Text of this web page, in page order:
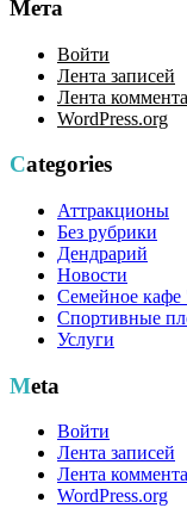
Мета
Войти
Лента записей
Лента
WordPress.org
Categories
Аттракционы
Без рубрики
Дендрарий
Новости
Семейное кафе
Спортивные
Услуги
Meta
Войти
Лента записей
Лента
WordPress.org